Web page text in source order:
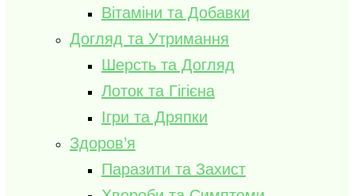
Вітаміни та Добавки
Догляд та Утримання
Шерсть та Догляд
Лоток та Гігієна
Ігри та Дряпки
Здоров’я
Паразити та Захист